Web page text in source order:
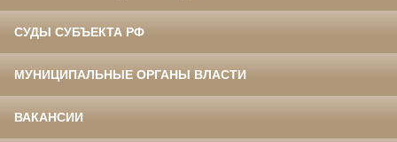
СУДЫ СУБЪЕКТА РФ
МУНИЦИПАЛЬНЫЕ ОРГАНЫ ВЛАСТИ
ВАКАНСИИ